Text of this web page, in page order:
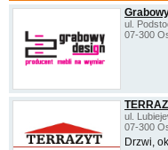
ul.
07-300
ul.
07-300
Drzwi,